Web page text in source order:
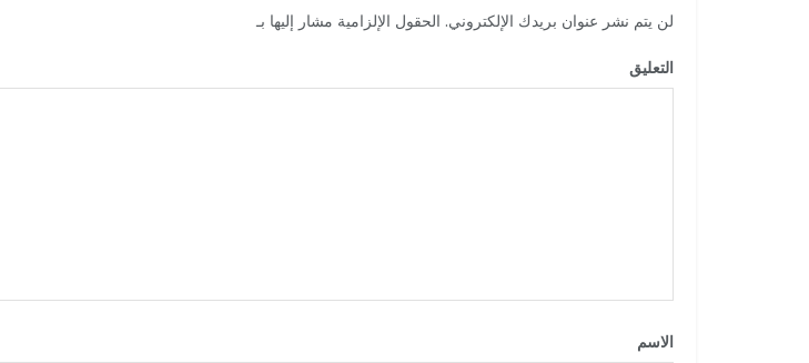
لن يتم نشر عنوان بريدك الإلكتروني. الحقول الإلزامية مشار إليها بـ
التعليق
الاسم